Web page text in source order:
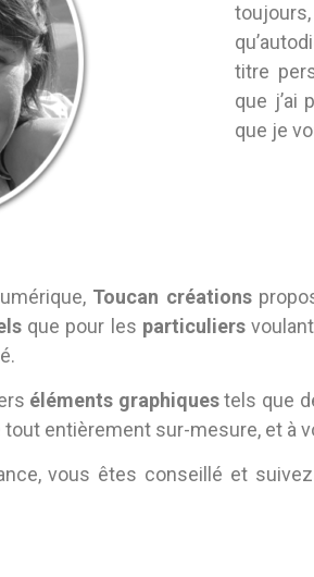
titre
que j’ai
que je
Toucan créations
que pour les particuliers
éléments graphiquestels que
tout entièrement sur-mesure, et à
vous êtes conseillé et